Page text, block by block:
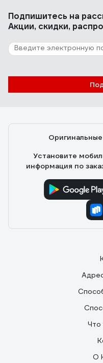
Подпишитесь на
Акции, скидки,
Установите
информация по
Что
О